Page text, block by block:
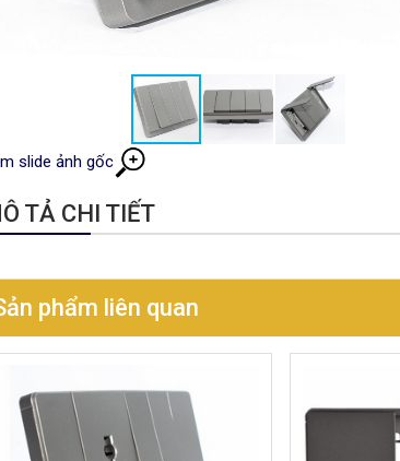
slide ảnh gốc
TẢ CHI TIẾT
phẩm liên quan